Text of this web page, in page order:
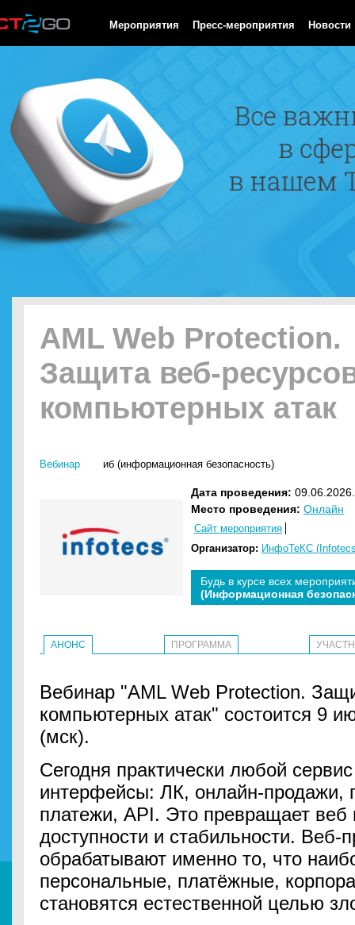
Мероприятия Пресс-мероприятия Новости
AML Web Protection.
Защита веб-
компьютерных атак
Вебинар иб (информационная безопасность)
Дата проведения:
Место проведения: Онлайн
Сайт мероприятия
Организатор: ИнфоТеКС
Будь в курсе всех
(Информационная
АНОНС ПРОГРАММА
Вебинар "AML Web Protection.
компьютерных атак" состоится 9
(мск).
Сегодня практически любой
интерфейсы: ЛК, онлайн-продажи,
платежи, API. Это превращает веб
доступности и стабильности. Веб-
обрабатывают именно то, что
персональные, платёжные,
становятся естественной целью